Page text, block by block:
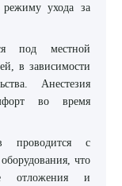
ухода за
под местной
в зависимости
Анестезия
во время
проводится с
что
отложения и